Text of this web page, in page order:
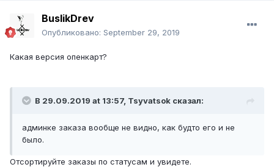
BuslikDrev
Опубликовано: September 29, 2019
Какая версия опенкарт?
В 29.09.2019 at 13:57, Tsyvatsok сказал:
админке заказа вообще не видно, как будто его и не
было.
Отсортируйте заказы по статусам и увидете.